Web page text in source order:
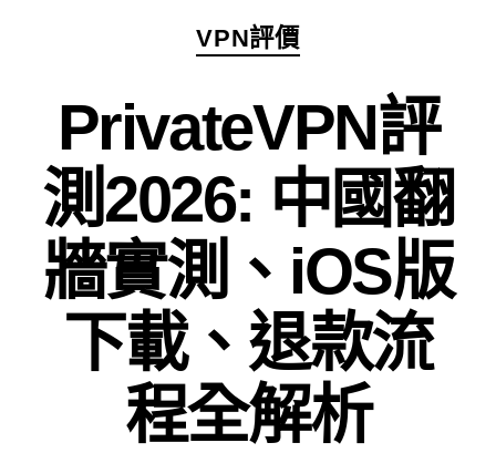
虛擬主機
分
類
VPN評價
PrivateVPN評
測2026: 中國翻
牆實測、iOS版
下載、退款流
程全解析